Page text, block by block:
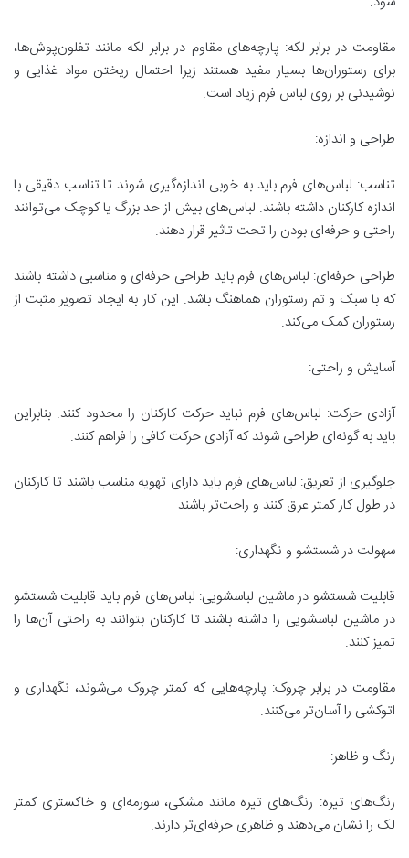
مقاومت در برابر لکه: پارچه‌های مقاوم در برابر لکه مانند تفلون‌پوش‌ها،
برای رستوران‌ها بسیار مفید هستند زیرا احتمال ریختن مواد غذایی و
نوشیدنی بر روی لباس فرم زیاد است.
طراحی و اندازه:
تناسب: لباس‌های فرم باید به خوبی اندازه‌گیری شوند تا تناسب دقیقی با
اندازه کارکنان داشته باشند. لباس‌های بیش از حد بزرگ یا کوچک می‌توانند
راحتی و حرفه‌ای بودن را تحت تاثیر قرار دهند.
طراحی حرفه‌ای: لباس‌های فرم باید طراحی حرفه‌ای و مناسبی داشته باشند
که با سبک و تم رستوران هماهنگ باشد. این کار به ایجاد تصویر مثبت از
رستوران کمک می‌کند.
آسایش و راحتی:
آزادی حرکت: لباس‌های فرم نباید حرکت کارکنان را محدود کنند. بنابراین
باید به گونه‌ای طراحی شوند که آزادی حرکت کافی را فراهم کنند.
جلوگیری از تعریق: لباس‌های فرم باید دارای تهویه مناسب باشند تا کارکنان
در طول کار کمتر عرق کنند و راحت‌تر باشند.
سهولت در شستشو و نگهداری:
قابلیت شستشو در ماشین لباسشویی: لباس‌های فرم باید قابلیت شستشو
در ماشین لباسشویی را داشته باشند تا کارکنان بتوانند به راحتی آن‌ها را
تمیز کنند.
مقاومت در برابر چروک: پارچه‌هایی که کمتر چروک می‌شوند، نگهداری و
اتوکشی را آسان‌تر می‌کنند.
رنگ و ظاهر:
رنگ‌های تیره: رنگ‌های تیره مانند مشکی، سورمه‌ای و خاکستری کمتر
لک را نشان می‌دهند و ظاهری حرفه‌ای‌تر دارند.